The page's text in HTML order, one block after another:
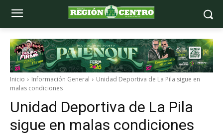
Inicio Información General
Unidad Deportiva de La Pila sigue en
malas condiciones
Unidad Deportiva de La Pila
sigue en malas condiciones